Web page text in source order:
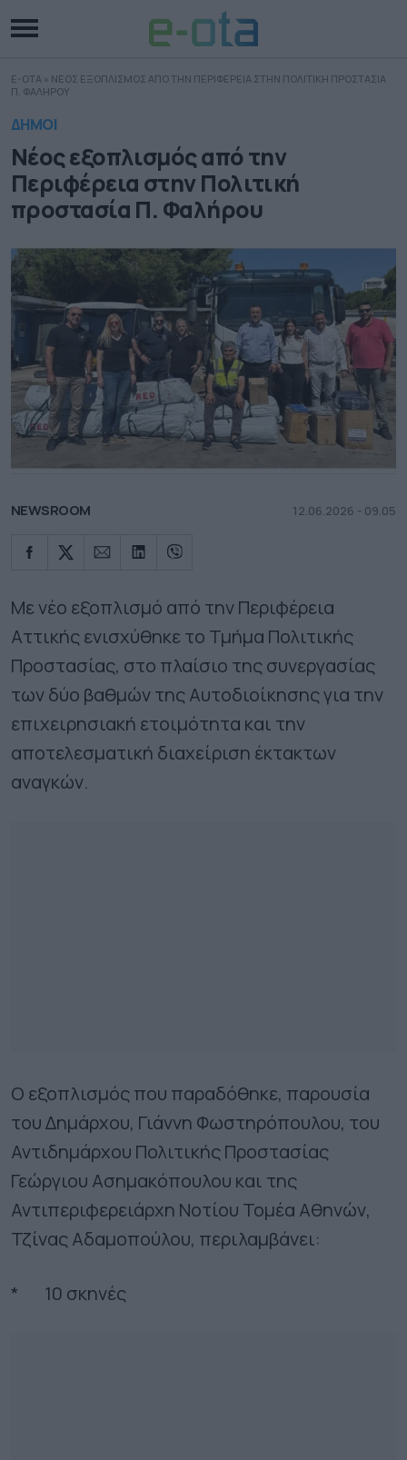
E-OTA » ΝΕΟΣ ΕΞΟΠΛΙΣΜΟΣ ΑΠΟ ΤΗΝ ΠΕΡΙΦΕΡΕΙΑ ΣΤΗΝ ΠΟΛΙΤΙΚΗ ΠΡΟΣΤΑΣΙΑ
Π. ΦΑΛΗΡΟΥ
ΔΗΜΟΙ
Νέος εξοπλισμός από την
Περιφέρεια στην Πολιτική
προστασία Π. Φαλήρου
NEWSROOM 12.06.2026 - 09.05
Με νέο εξοπλισμό από την Περιφέρεια
Αττικής ενισχύθηκε το Τμήμα Πολιτικής
Προστασίας, στο πλαίσιο της συνεργασίας
των δύο βαθμών της Αυτοδιοίκησης για την
επιχειρησιακή ετοιμότητα και την
αποτελεσματική διαχείριση έκτακτων
αναγκών.
Ο εξοπλισμός που παραδόθηκε, παρουσία
του Δημάρχου, Γιάννη Φωστηρόπουλου, του
Αντιδημάρχου Πολιτικής Προστασίας
Γεώργιου Ασημακόπουλου και της
Αντιπεριφερειάρχη Νοτίου Τομέα Αθηνών,
Τζίνας Αδαμοπούλου, περιλαμβάνει:
* 10 σκηνές